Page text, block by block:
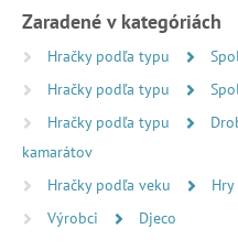
Zaradené v kategóriách
Hračky podľa typu
Hračky podľa typu
Hračky podľa typu
kamarátov
Hračky podľa veku
Výrobci
Djeco